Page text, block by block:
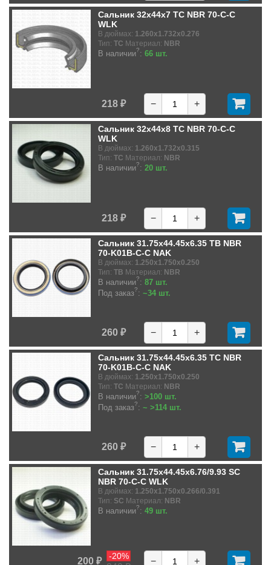
Сальник 32x44x7 TC NBR 70-C-C
WLK
В дюймах: 1.260x1.732x0.276
Тип: TC Материал: NBR
В наличии?: 66 шт.
218 ₽ − +
Сальник 32x44x8 TC NBR 70-C-C
WLK
В дюймах: 1.260x1.732x0.315
Тип: TC Материал: NBR
В наличии?: 20 шт.
218 ₽ − +
Сальник 31.75x44.45x6.35 TB NBR
70-K01B-C-C NAK
В дюймах: 1.250x1.750x0.250
Тип: TB Материал: NBR
В наличии?: 87 шт.
Под заказ?: ~34 шт.
260 ₽ − +
Сальник 31.75x44.45x6.35 TC NBR
70-K01B-C-C NAK
В дюймах: 1.250x1.750x0.250
Тип: TC Материал: NBR
В наличии?: >100 шт.
Под заказ?: ~ >114 шт.
260 ₽ − +
Сальник 31.75x44.45x6.76/9.93 SC
NBR 70-C-C WLK
В дюймах: 1.250x1.750x0.266/0.391
Тип: SC Материал: NBR
В наличии?: 49 шт.
200 ₽ -20% − +